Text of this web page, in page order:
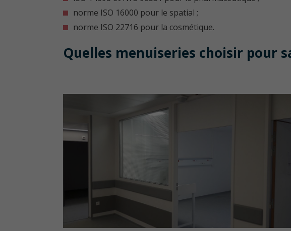
norme ISO 16000 pour le spatial ;
norme ISO 22716 pour la cosmétique.
Quelles menuiseries choisir pour